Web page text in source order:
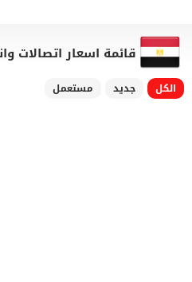
قائمة اسعار اتصالات
الكل جديد مستعمل